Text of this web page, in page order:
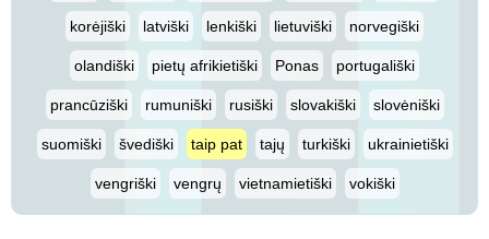
korėjiški latviški lenkiški lietuviški norvegiški
olandiški pietų afrikietiški Ponas portugališki
prancūziški rumuniški rusiški slovakiški slovėniški
suomiški švediški taip pat tajų turkiški ukrainietiški
vengriški vengrų vietnamietiški vokiški